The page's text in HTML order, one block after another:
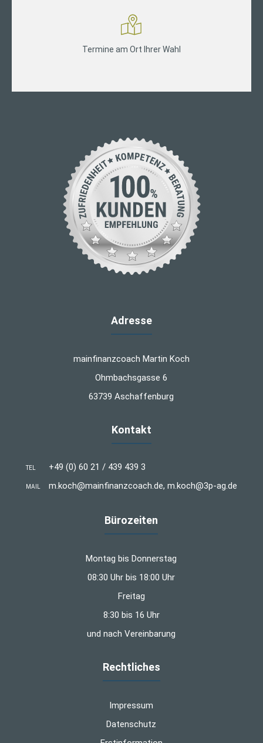
Termine am Ort Ihrer Wahl
Adresse
mainfinanzcoach Martin Koch
Ohmbachsgasse 6
63739 Aschaffenburg
Kontakt
TEL +49 (0) 60 21 / 439 439 3
MAIL m.koch@mainfinanzcoach.de, m.koch@3p-ag.de
Bürozeiten
Montag bis Donnerstag
08:30 Uhr bis 18:00 Uhr
Freitag
8:30 bis 16 Uhr
und nach Vereinbarung
Rechtliches
Impressum
Datenschutz